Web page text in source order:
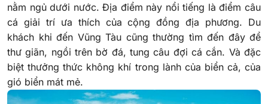
nằm ngủ dưới nước. Địa điểm này nổi tiếng là điểm câu
cá giải trí ưa thích của cộng đồng địa phương. Du
khách khi đến Vũng Tàu cũng thường tìm đến đây để
thư giãn, ngồi trên bờ đá, tung câu đợi cá cắn. Và đặc
biệt thưởng thức không khí trong lành của biển cả, của
gió biển mát mẻ.